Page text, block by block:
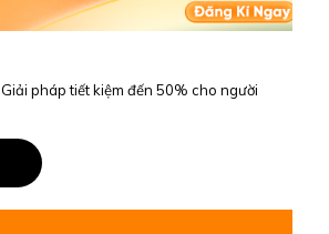
pháp tiết kiệm đến 50% cho người